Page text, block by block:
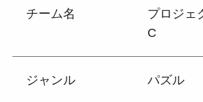
チーム名
プロジェ
C
ジャンル パズル